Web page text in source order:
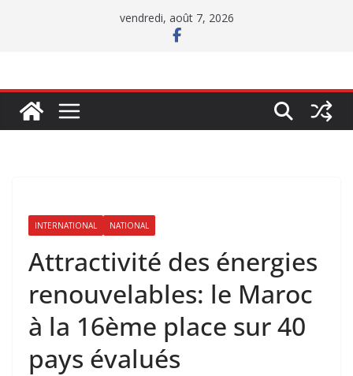
vendredi, août 7, 2026
INTERNATIONAL NATIONAL
Attractivité des énergies
renouvelables: le Maroc
à la 16ème place sur 40
pays évalués